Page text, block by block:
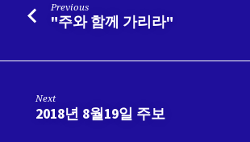
Previous
"주와 함께 가리라"
Next
2018년 8월19일 주보